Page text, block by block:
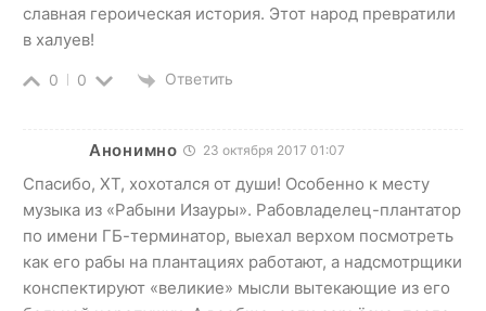
славная героическая история. Этот народ превратили
в халуев!
0 0 Ответить
Анонимно 23 октября 2017 01:07
Спасибо, ХТ, хохотался от души! Особенно к месту
музыка из «Рабыни Изауры». Рабовладелец-плантатор
по имени ГБ-терминатор, выехал верхом посмотреть
как его рабы на плантациях работают, а надсмотрщики
конспектируют «великие» мысли вытекающие из его